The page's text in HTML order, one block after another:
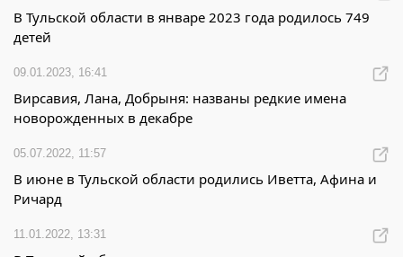
В Тульской области в январе 2023 года родилось 749
детей
09.01.2023, 16:41
Вирсавия, Лана, Добрыня: названы редкие имена
новорожденных в декабре
05.07.2022, 11:57
В июне в Тульской области родились Иветта, Афина и
Ричард
11.01.2022, 13:31